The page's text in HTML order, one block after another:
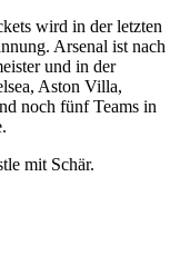
wird in der letzten
Arsenal ist nach
und in der
Aston Villa,
noch fünf Teams in
mit Schär.